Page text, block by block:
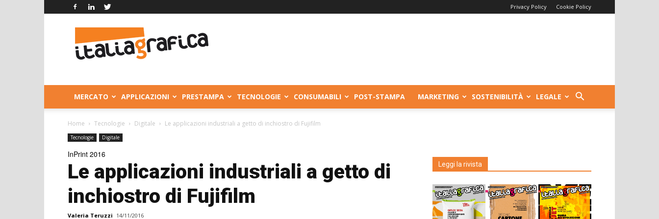
Privacy Policy Cookie Policy
Grafica
MERCATO APPLICAZIONI PRESTAMPA TECNOLOGIE CONSUMABILI POST-STAMPA MARKETING SOSTENIBILITÀ LEGALE
Home Tecnologie Digitale Le applicazioni industriali a getto di inchiostro di Fujifilm
Tecnologie Digitale
InPrint 2016
Le applicazioni industriali a getto di
inchiostro di Fujifilm
Valeria Teruzzi 14/11/2016
Leggi la rivista